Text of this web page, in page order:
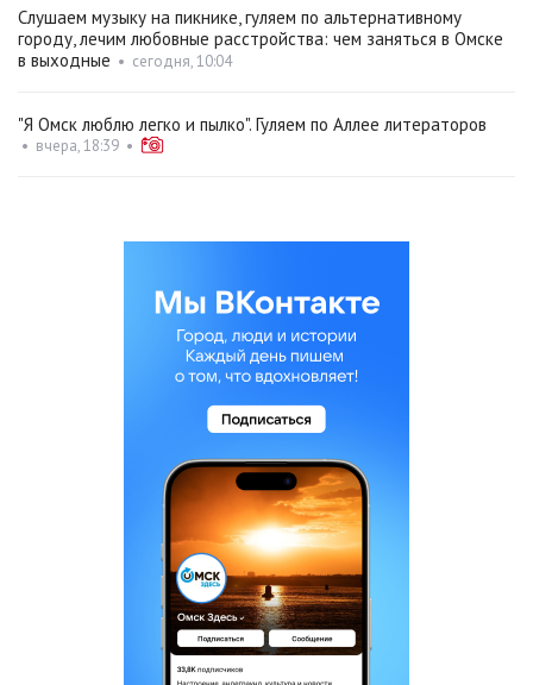
Слушаем музыку на пикнике, гуляем по альтернативному
городу, лечим любовные расстройства: чем заняться в Омске
в выходные • сегодня, 10:04
"Я Омск люблю легко и пылко". Гуляем по Аллее литераторов
• вчера, 18:39 •